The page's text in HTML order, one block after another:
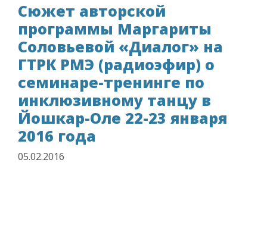
Cюжет авторской
программы Маргариты
Соловьевой «Диалог» на
ГТРК РМЭ (радиоэфир) о
семинаре-тренинге по
инклюзивному танцу в
Йошкар-Оле 22-23 января
2016 года
05.02.2016